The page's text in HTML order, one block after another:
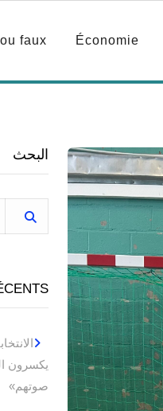
Économie
faux
البحث
يكسرون
صوتهم»